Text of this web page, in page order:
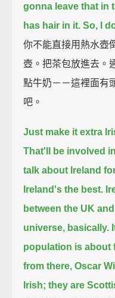
gonna leave that in
has hair in it. So, I
你不能直接用熱水壺
壺。把茶包放進去。
點牛奶－－這裡面有
吧。
Just make it extra
That'll be involved
talk about Ireland
Ireland's the best.
between the UK
universe, basically.
population is about
from there, Oscar
Irish; they are